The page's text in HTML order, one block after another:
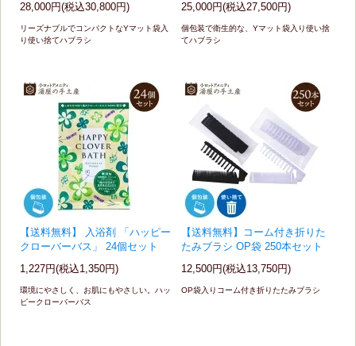
28,000円(税込30,800円)
リーズナブルでコンパクトなYマット袋入
り使い捨てハブラシ
25,000円(税込27,500円)
個包装で衛生的な、Yマット袋入り使い捨
てハブラシ
【送料無料】 入浴剤 「ハッピー
クローバーバス」 24個セット
1,227円(税込1,350円)
環境にやさしく、お肌にもやさしい。ハッ
ピークローバーバス
【送料無料】コーム付き折りた
たみブラシ OP袋 250本セット
12,500円(税込13,750円)
OP袋入りコーム付き折りたたみブラシ